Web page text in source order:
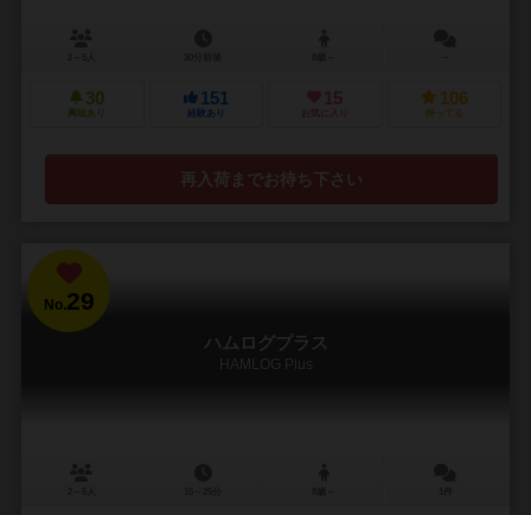
30
興味あり
151
経験あり
15
お気に入り
106
持ってる
再入荷までお待ち下さい
No.29
ハムログプラス
HAMLOG Plus